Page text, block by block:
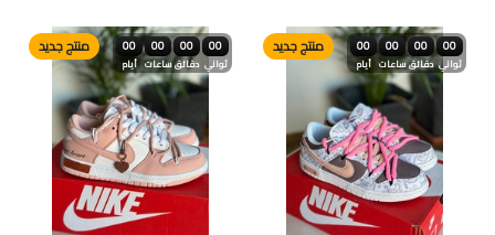
00
أيام
00
ساعات
00
دقائق
00
ثواني
منتج جديد 00
أيام
00
ساعات
00
دقائق
00
ثواني
منتج جديد